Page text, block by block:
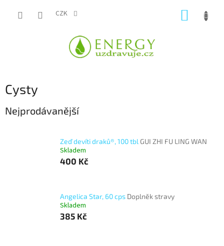
CZK
Cysty
Nejprodávanější
Zeď devíti draků®, 100 tbl GUI ZHI FU LING WAN
Skladem
400 Kč
Angelica Star, 60 cps Doplněk stravy
Skladem
385 Kč